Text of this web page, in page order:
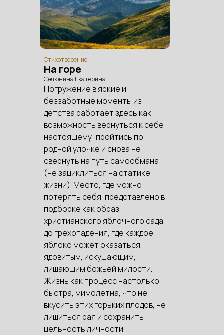
Стихотворение
На горе
Селюнина Екатерина
Погружение в яркие и
беззаботные моменты из
детства работает здесь как
возможность вернуться к себе
настоящему: пройтись по
родной улочке и снова не
свернуть на путь самообмана
(не зациклиться на статике
жизни). Место, где можно
потерять себя, представлено в
подборке как образ
христианского яблочного сада
до грехопадения, где каждое
яблоко может оказаться
ядовитым, искушающим,
лишающим божьей милости.
Жизнь как процесс настолько
быстра, мимолетна, что не
вкусить этих горьких плодов, не
лишиться рая и сохранить
цельность личности —